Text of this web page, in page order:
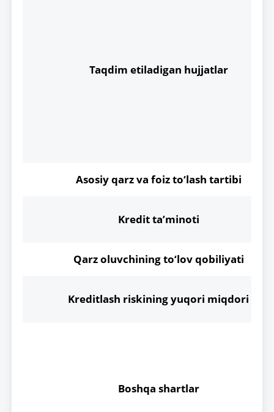
Taqdim etiladigan hujjatlar
Asosiy qarz va foiz to‘lash tartibi
Kredit ta’minoti
Qarz oluvchining to‘lov qobiliyati
Kreditlash riskining yuqori miqdori
Boshqa shartlar